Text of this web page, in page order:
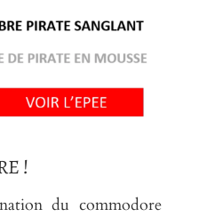
!
du commodore